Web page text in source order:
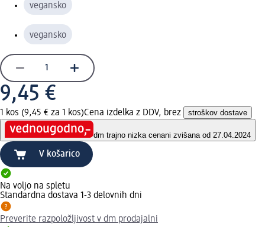
vegansko
vegansko
9,45 €
1 kos (9,45 € za 1 kos)Cena izdelka z DDV, brez stroškov dostave
dm trajno nizka cenani zvišana od 27.04.2024
V košarico
Na voljo na spletu
Standardna dostava 1-3 delovnih dni
Preverite razpoložljivost v dm prodajalni